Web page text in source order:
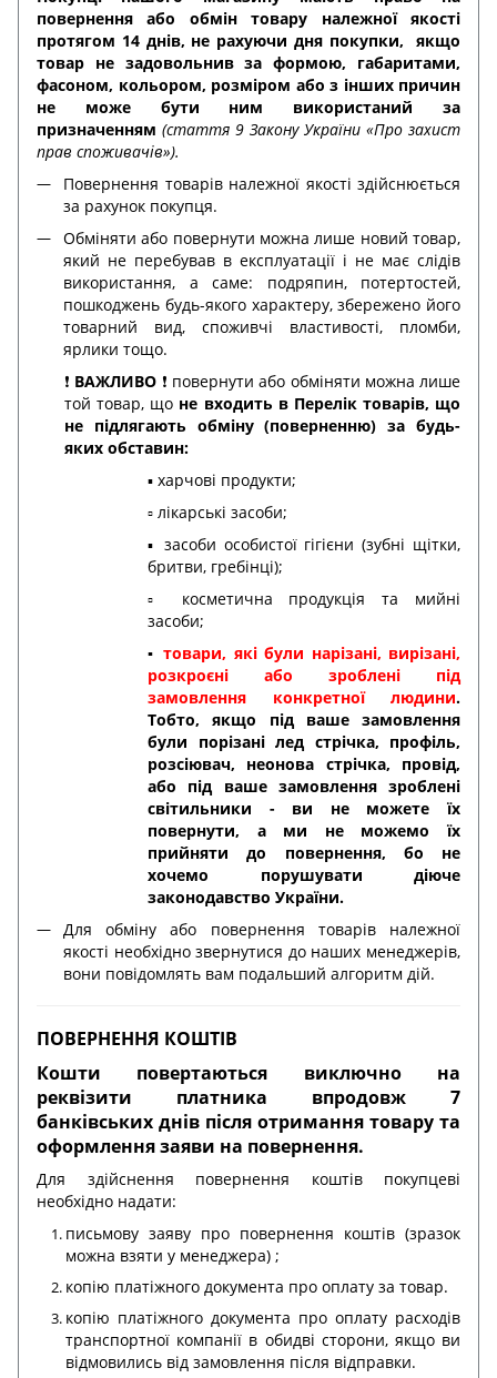
повернення або обмін товару належної якості
протягом 14 днів, не рахуючи дня покупки,
якщо
товар не задовольнив за формою, габаритами,
фасоном, кольором, розміром або з інших причин
не може бути ним використаний за
призначенням (стаття 9 Закону України «Про захист
прав споживачів»).
Повернення товарів належної якості здійснюється
за рахунок покупця.
Обміняти або повернути можна лише новий товар,
який не перебував в експлуатації і не має слідів
використання, а саме: подряпин, потертостей,
пошкоджень будь-якого характеру, збережено його
товарний вид, споживчі властивості, пломби,
ярлики тощо.
❗️ ВАЖЛИВО ❗️ повернути або обміняти можна лише
той товар, що не входить в Перелік товарів, що
не підлягають обміну (поверненню) за будь-
яких обставин:
▪️ харчові продукти;
▫️ лікарські засоби;
▪️ засоби особистої гігієни (зубні щітки,
бритви, гребінці);
▫️ косметична продукція та мийні
засоби;
▪️ товари, які були нарізані, вирізані,
розкроєні або зроблені під
замовлення конкретної людини.
Тобто, якщо під ваше замовлення
були порізані лед стрічка, профіль,
розсіювач, неонова стрічка, провід,
або під ваше замовлення зроблені
світильники - ви не можете їх
повернути, а ми не можемо їх
прийняти до повернення, бо не
хочемо порушувати діюче
законодавство України.
Для обміну або повернення товарів належної
якості необхідно звернутися до наших менеджерів,
вони повідомлять вам подальший алгоритм дій.
ПОВЕРНЕННЯ КОШТІВ
Кошти повертаються виключно на
реквізити платника впродовж 7
банківських днів після отримання товару та
оформлення заяви на повернення.
Для здійснення повернення коштів покупцеві
необхідно надати:
письмову заяву про повернення коштів (зразок
можна взяти у менеджера) ;
копію платіжного документа про оплату за товар.
копію платіжного документа про оплату расходів
транспортної компанії в обидві сторони, якщо ви
відмовились від замовлення після відправки.